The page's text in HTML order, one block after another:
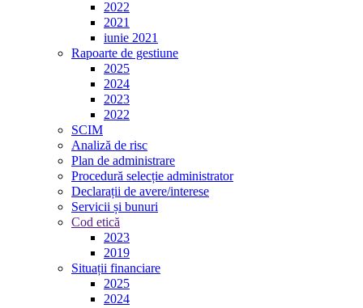
2022
2021
iunie 2021
Rapoarte de gestiune
2025
2024
2023
2022
SCIM
Analiză de risc
Plan de administrare
Procedură selecție administrator
Declarații de avere/interese
Servicii și bunuri
Cod etică
2023
2019
Situații financiare
2025
2024